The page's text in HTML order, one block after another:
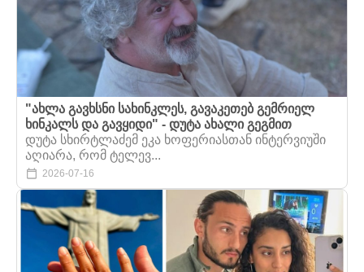
"ახლა გავხსნი სახინკლეს, გავაკეთებ გემრიელ
ხინკალს და გავყიდი" - დუტა ახალი გეგმით
დუტა სხირტლაძემ ეკა ხოფერიასთან ინტერვიუში
აღიარა, რომ ტელევ...
2026-07-16